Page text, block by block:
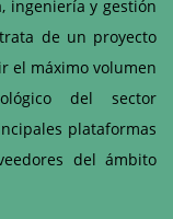
ingeniería y gestión
de un proyecto
el máximo volumen
del sector
plataformas
del ámbito